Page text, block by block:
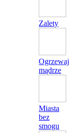
Zalety
Ogrzewaj
mądrze
Miasta
bez
smogu